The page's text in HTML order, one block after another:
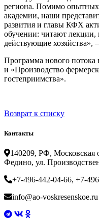
региона. Помимо опытных
академии, наши
развития и главы КФХ
обучении: читают
действующие хозяйства»,
Программа нового потока
и «Производство
гостеприимства».
Возврат к списку
Контакты
140209, РФ, Московская
Федино, ул.
+7-496-442-04-66, +7-
info@ao-voskresenskoe.ru